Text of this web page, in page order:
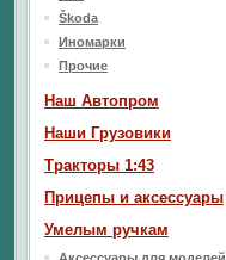
Škoda
Иномарки
Прочие
Наш Aвтопром
Наши Грузовики
Тракторы 1:43
Прицепы и аксессуары
Умелым ручкам